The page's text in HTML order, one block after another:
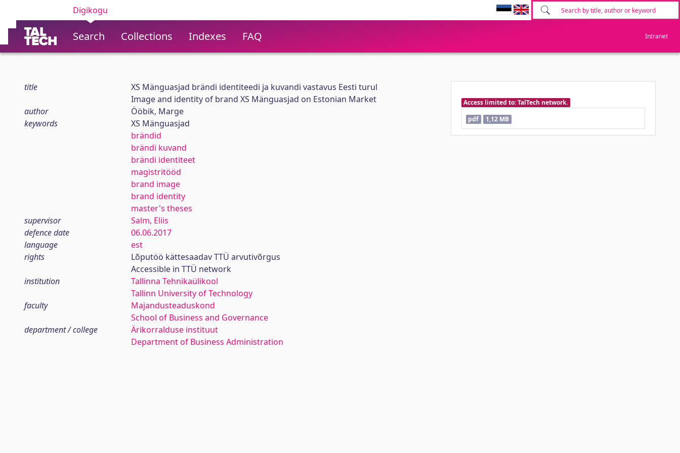
Digikogu
Search Collections Indexes FAQ Intranet
title
XS Mänguasjad brändi identiteedi ja kuvandi vastavus Eesti turul
Image and identity of brand XS Mänguasjad on Estonian Market
author
Ööbik, Marge
keywords
XS Mänguasjad
brändid
brändi kuvand
brändi identiteet
magistritööd
brand image
brand identity
master's theses
supervisor
Salm, Eliis
defence date
06.06.2017
language
est
rights
Lõputöö kättesaadav TTÜ arvutivõrgus
Accessible in TTÜ network
institution
Tallinna Tehnikaülikool
Tallinn University of Technology
faculty
Majandusteaduskond
School of Business and Governance
department / college
Ärikorralduse instituut
Department of Business Administration
Access limited to: TalTech network.
pdf
1,12 MB